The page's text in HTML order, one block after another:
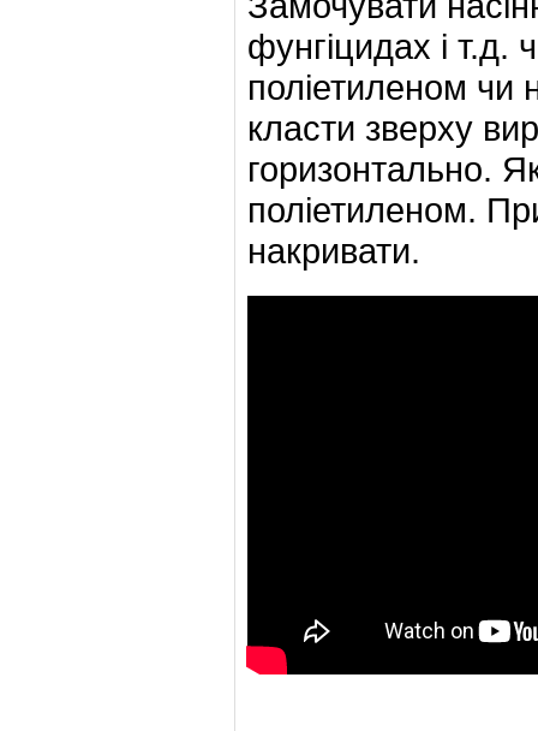
фунгіцидах і т.д.
поліетиленом чи
класти зверху
горизонтально.
поліетиленом.
накривати.